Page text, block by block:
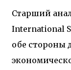
Старший
International
обе стороны